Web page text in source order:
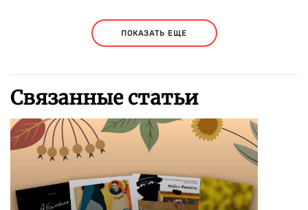
ПОКАЗАТЬ ЕЩЕ
Связанные статьи